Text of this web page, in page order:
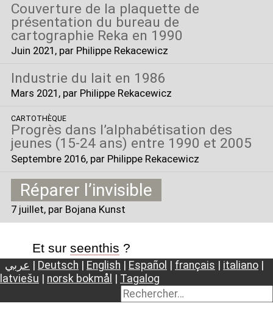
Couverture de la plaquette de
présentation du bureau de
cartographie Reka en 1990
Juin 2021 , par Philippe Rekacewicz
Industrie du lait en 1986
Mars 2021 , par Philippe Rekacewicz
CARTOTHÈQUE
Progrès dans l’alphabétisation des
jeunes (15-24 ans) entre 1990 et 2005
Septembre 2016, par Philippe Rekacewicz
Réparer l’invisible
7 juillet, par Bojana Kunst
Et sur seenthis ?
عربي | Deutsch | English | Español | français | italiano |
latviešu | norsk bokmål | Tagalog